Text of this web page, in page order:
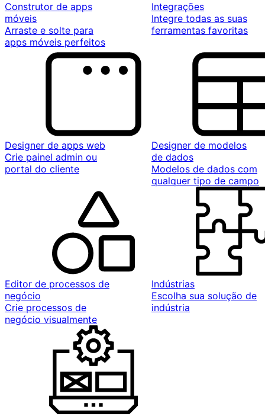
Construtor de apps
móveis
Arraste e solte para
apps móveis perfeitos
Integrações
Integre todas as suas
ferramentas favoritas
Designer de apps web
Crie painel admin ou
portal do cliente
Designer de modelos
de dados
Modelos de dados com
qualquer tipo de campo
Editor de processos de
negócio
Crie processos de
negócio visualmente
Indústrias
Escolha sua solução de
indústria